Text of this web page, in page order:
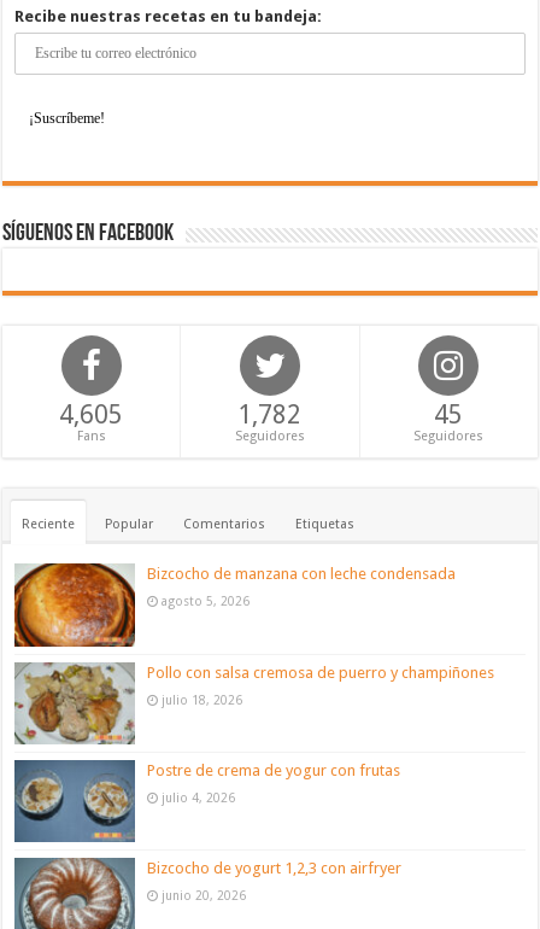
Recibe nuestras recetas en tu bandeja:
Síguenos en Facebook
4,605
Fans
1,782
Seguidores
45
Seguidores
Reciente Popular Comentarios Etiquetas
Bizcocho de manzana con leche condensada
agosto 5, 2026
Pollo con salsa cremosa de puerro y champiñones
julio 18, 2026
Postre de crema de yogur con frutas
julio 4, 2026
Bizcocho de yogurt 1,2,3 con airfryer
junio 20, 2026